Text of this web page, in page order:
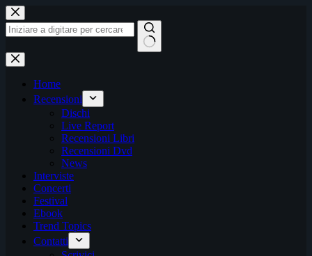
Salta
al
contenuto
Nessun
risultato
Home
Recensioni
Dischi
Live Report
Recensioni Libri
Recensioni Dvd
News
Interviste
Concerti
Festival
Ebook
Trend Topics
Contatti